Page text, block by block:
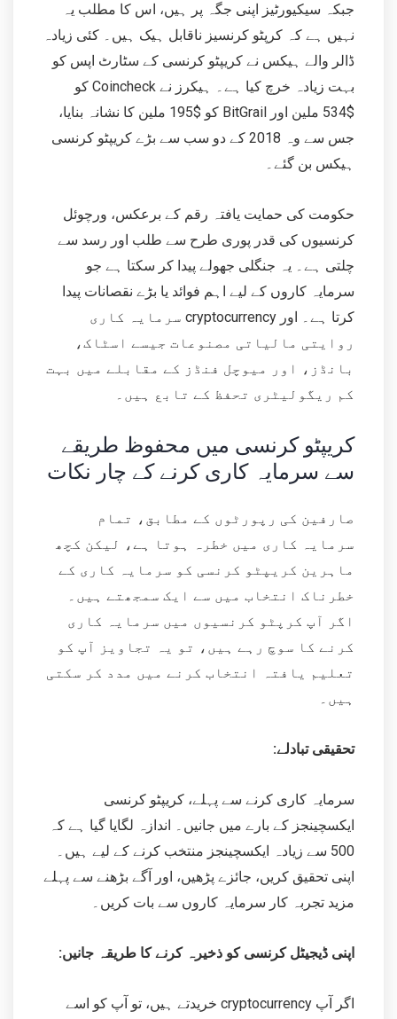
جبکہ سیکیورٹیز اپنی جگہ پر ہیں، اس کا مطلب یہ
نہیں ہے کہ کرپٹو کرنسیز ناقابل ہیک ہیں۔ کئی زیادہ
ڈالر والے ہیکس نے کریپٹو کرنسی کے سٹارٹ اپس کو
بہت زیادہ خرچ کیا ہے۔ ہیکرز نے Coincheck کو
$534 ملین اور BitGrail کو $195 ملین کا نشانہ بنایا،
جس سے وہ 2018 کے دو سب سے بڑے کریپٹو کرنسی
ہیکس بن گئے۔
حکومت کی حمایت یافتہ رقم کے برعکس، ورچوئل
کرنسیوں کی قدر پوری طرح سے طلب اور رسد سے
چلتی ہے۔ یہ جنگلی جھولے پیدا کر سکتا ہے جو
سرمایہ کاروں کے لیے اہم فوائد یا بڑے نقصانات پیدا
کرتا ہے۔ اور cryptocurrency سرمایہ کاری
روایتی مالیاتی مصنوعات جیسے اسٹاک،
بانڈز، اور میوچل فنڈز کے مقابلے میں بہت
کم ریگولیٹری تحفظ کے تابع ہیں۔
کریپٹو کرنسی میں محفوظ طریقے
سے سرمایہ کاری کرنے کے چار نکات
صارفین کی رپورٹوں کے مطابق، تمام
سرمایہ کاری میں خطرہ ہوتا ہے، لیکن کچھ
ماہرین کریپٹو کرنسی کو سرمایہ کاری کے
خطرناک انتخاب میں سے ایک سمجھتے ہیں۔
اگر آپ کرپٹو کرنسیوں میں سرمایہ کاری
کرنے کا سوچ رہے ہیں، تو یہ تجاویز آپ کو
تعلیم یافتہ انتخاب کرنے میں مدد کر سکتی
ہیں۔
تحقیقی تبادلے:
سرمایہ کاری کرنے سے پہلے، کریپٹو کرنسی
ایکسچینجز کے بارے میں جانیں۔ اندازہ لگایا گیا ہے کہ
500 سے زیادہ ایکسچینجز منتخب کرنے کے لیے ہیں۔
اپنی تحقیق کریں، جائزے پڑھیں، اور آگے بڑھنے سے پہلے
مزید تجربہ کار سرمایہ کاروں سے بات کریں۔
اپنی ڈیجیٹل کرنسی کو ذخیرہ کرنے کا طریقہ جانیں:
اگر آپ cryptocurrency خریدتے ہیں، تو آپ کو اسے